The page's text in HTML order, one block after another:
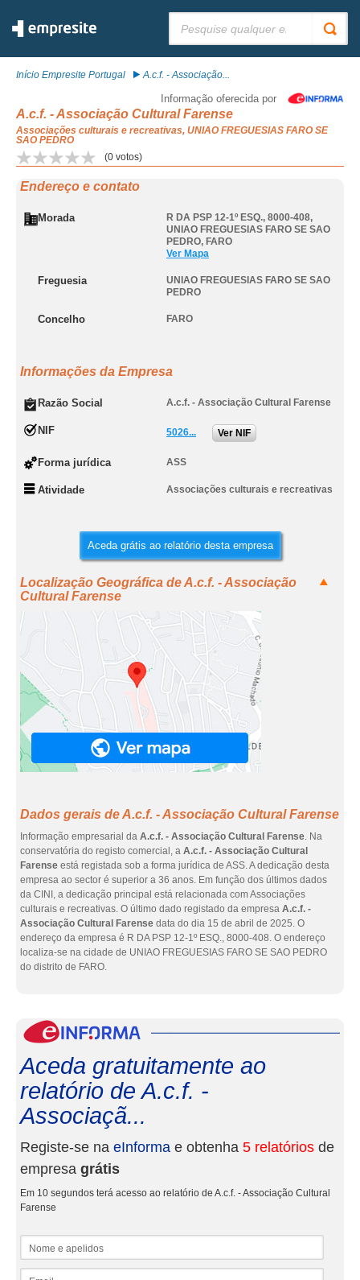
Início Empresite Portugal A.c.f. - Associação...
Informação oferecida por
A.c.f. - Associação Cultural Farense
Associações culturais e recreativas, UNIAO FREGUESIAS FARO SE
SAO PEDRO
(0 votos)
Endereço e contato
Morada R DA PSP 12-1º ESQ., 8000-408,
UNIAO FREGUESIAS FARO SE SAO
PEDRO, FARO
Ver Mapa
Freguesia
UNIAO FREGUESIAS FARO SE SAO
PEDRO
Concelho FARO
Informações da Empresa
Razão Social A.c.f. - Associação Cultural Farense
NIF 5026... Ver NIF
Forma jurídica ASS
Atividade Associações culturais e recreativas
Aceda grátis ao relatório desta empresa
Localização Geográfica de A.c.f. - Associação
Cultural Farense
Dados gerais de A.c.f. - Associação Cultural Farense
Informação empresarial da A.c.f. - Associação Cultural Farense. Na
conservatória do registo comercial, a A.c.f. - Associação Cultural
Farense está registada sob a forma jurídica de ASS. A dedicação desta
empresa ao sector é superior a 36 anos. Em função dos últimos dados
da CINI, a dedicação principal está relacionada com Associações
culturais e recreativas. O último dado registado da empresa A.c.f. -
Associação Cultural Farense data do dia 15 de abril de 2025. O
endereço da empresa é R DA PSP 12-1º ESQ., 8000-408. O endereço
localiza-se na cidade de UNIAO FREGUESIAS FARO SE SAO PEDRO
do distrito de FARO.
Aceda gratuitamente ao
relatório de A.c.f. -
Associaçã...
Registe-se na eInforma e obtenha 5 relatórios de
empresa grátis
Em 10 segundos terá acesso ao relatório de A.c.f. - Associação Cultural
Farense